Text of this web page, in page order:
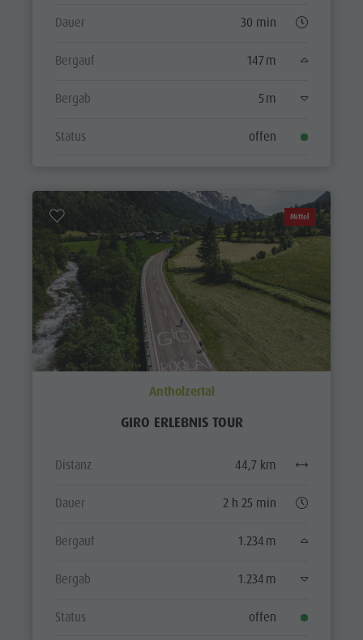
Dauer 30 min
Bergauf 147 m
Bergab 5 m
Status offen
Mittel
Antholzertal
GIRO ERLEBNIS TOUR
Distanz 44,7 km
Dauer 2 h 25 min
Bergauf 1.234 m
Bergab 1.234 m
Status offen